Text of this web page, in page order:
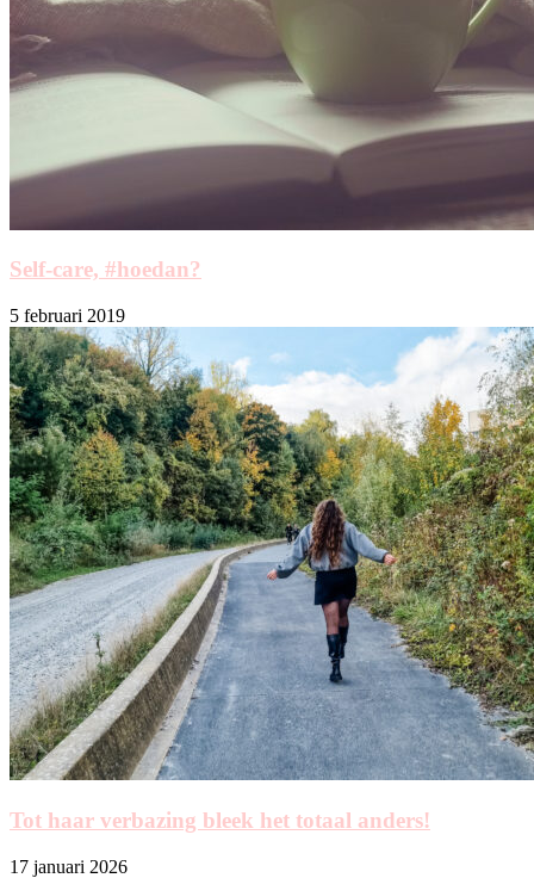
Self-care, #hoedan?
5 februari 2019
Tot haar verbazing bleek het totaal anders!
17 januari 2026